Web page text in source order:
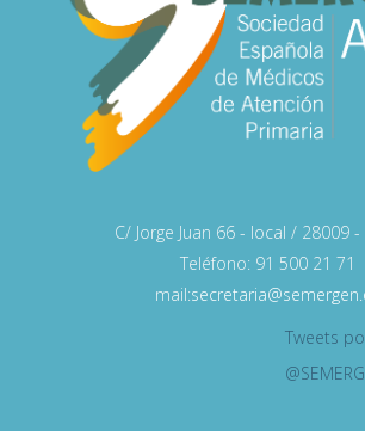
C/ Jorge Juan 66 - local / 28009
Teléfono: 91 500 21 71
mail:
Tweets